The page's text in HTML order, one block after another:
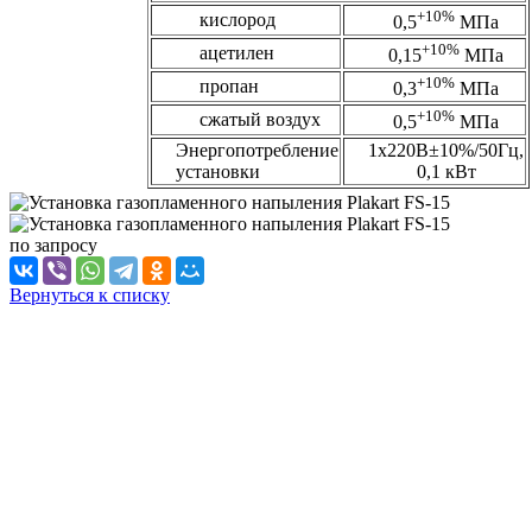
кислород
0,5+10% МПа
ацетилен
0,15+10% МПа
пропан
0,3+10% МПа
сжатый воздух
0,5+10% МПа
Энергопотребление
установки
1х220В±10%/50Гц,
0,1 кВт
по запросу
Вернуться к списку